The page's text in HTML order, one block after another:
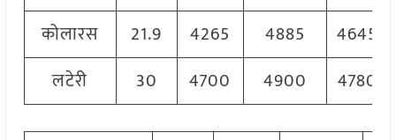
कोलारस
21.9 4265 4885
4645
लटेरी
30 4700 4900 4780